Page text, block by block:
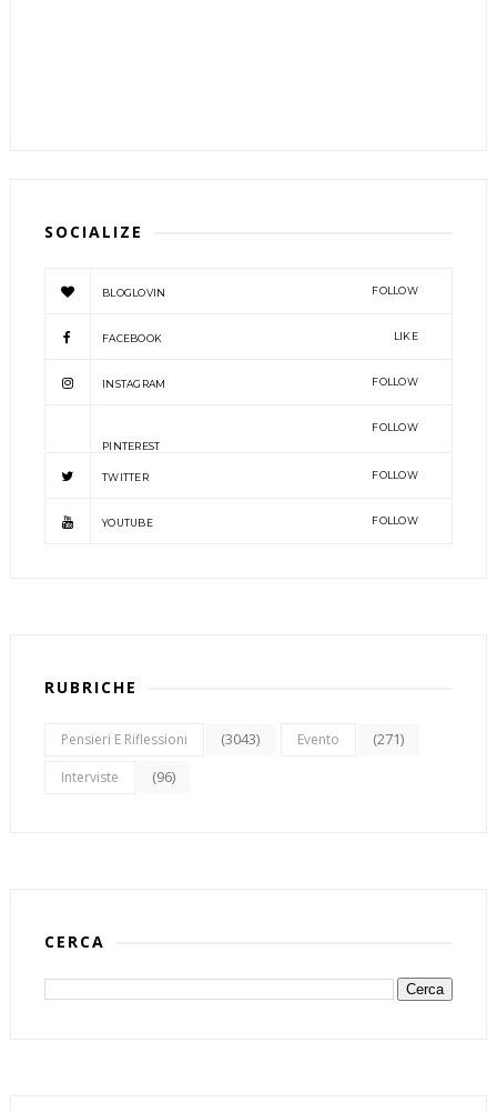
SOCIALIZE
BLOGLOVIN FOLLOW
FACEBOOK LIKE
INSTAGRAM FOLLOW
PINTEREST
FOLLOW
TWITTER FOLLOW
YOUTUBE FOLLOW
RUBRICHE
Pensieri E Riflessioni (3043) Evento (271)
Interviste (96)
CERCA